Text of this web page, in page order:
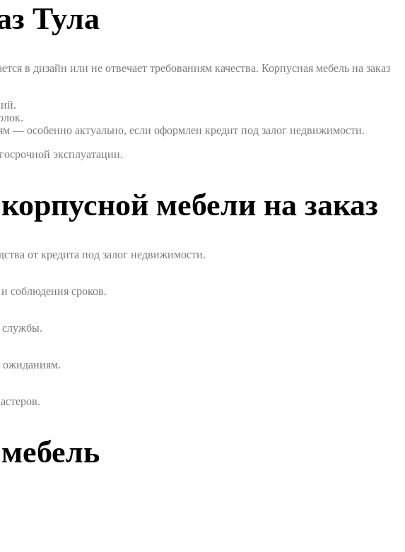
Тула
в дизайн или не отвечает требованиям качества. Корпусная мебель на заказ
особенно актуально, если оформлен кредит под залог недвижимости.
эксплуатации.
мебели на заказ
от кредита под залог недвижимости.
соблюдения сроков.
службы.
ожиданиям.